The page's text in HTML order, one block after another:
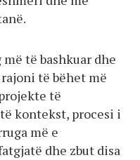
të bashkuar dhe
të bëhet më
të
kontekst, procesi i
më e
dhe zbut disa